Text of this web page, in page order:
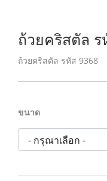
ถ้วยคริสตัล ร
ถ้วยคริสตัล รหัส 9368
ขนาด